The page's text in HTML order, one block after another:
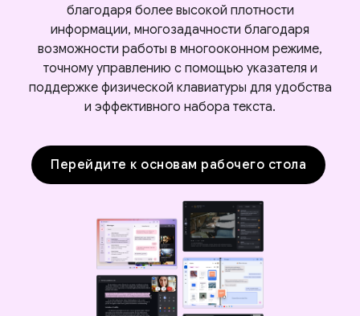
благодаря более высокой плотности
информации, многозадачности благодаря
возможности работы в многооконном режиме,
точному управлению с помощью указателя и
поддержке физической клавиатуры для удобства
и эффективного набора текста.
Перейдите к основам рабочего стола